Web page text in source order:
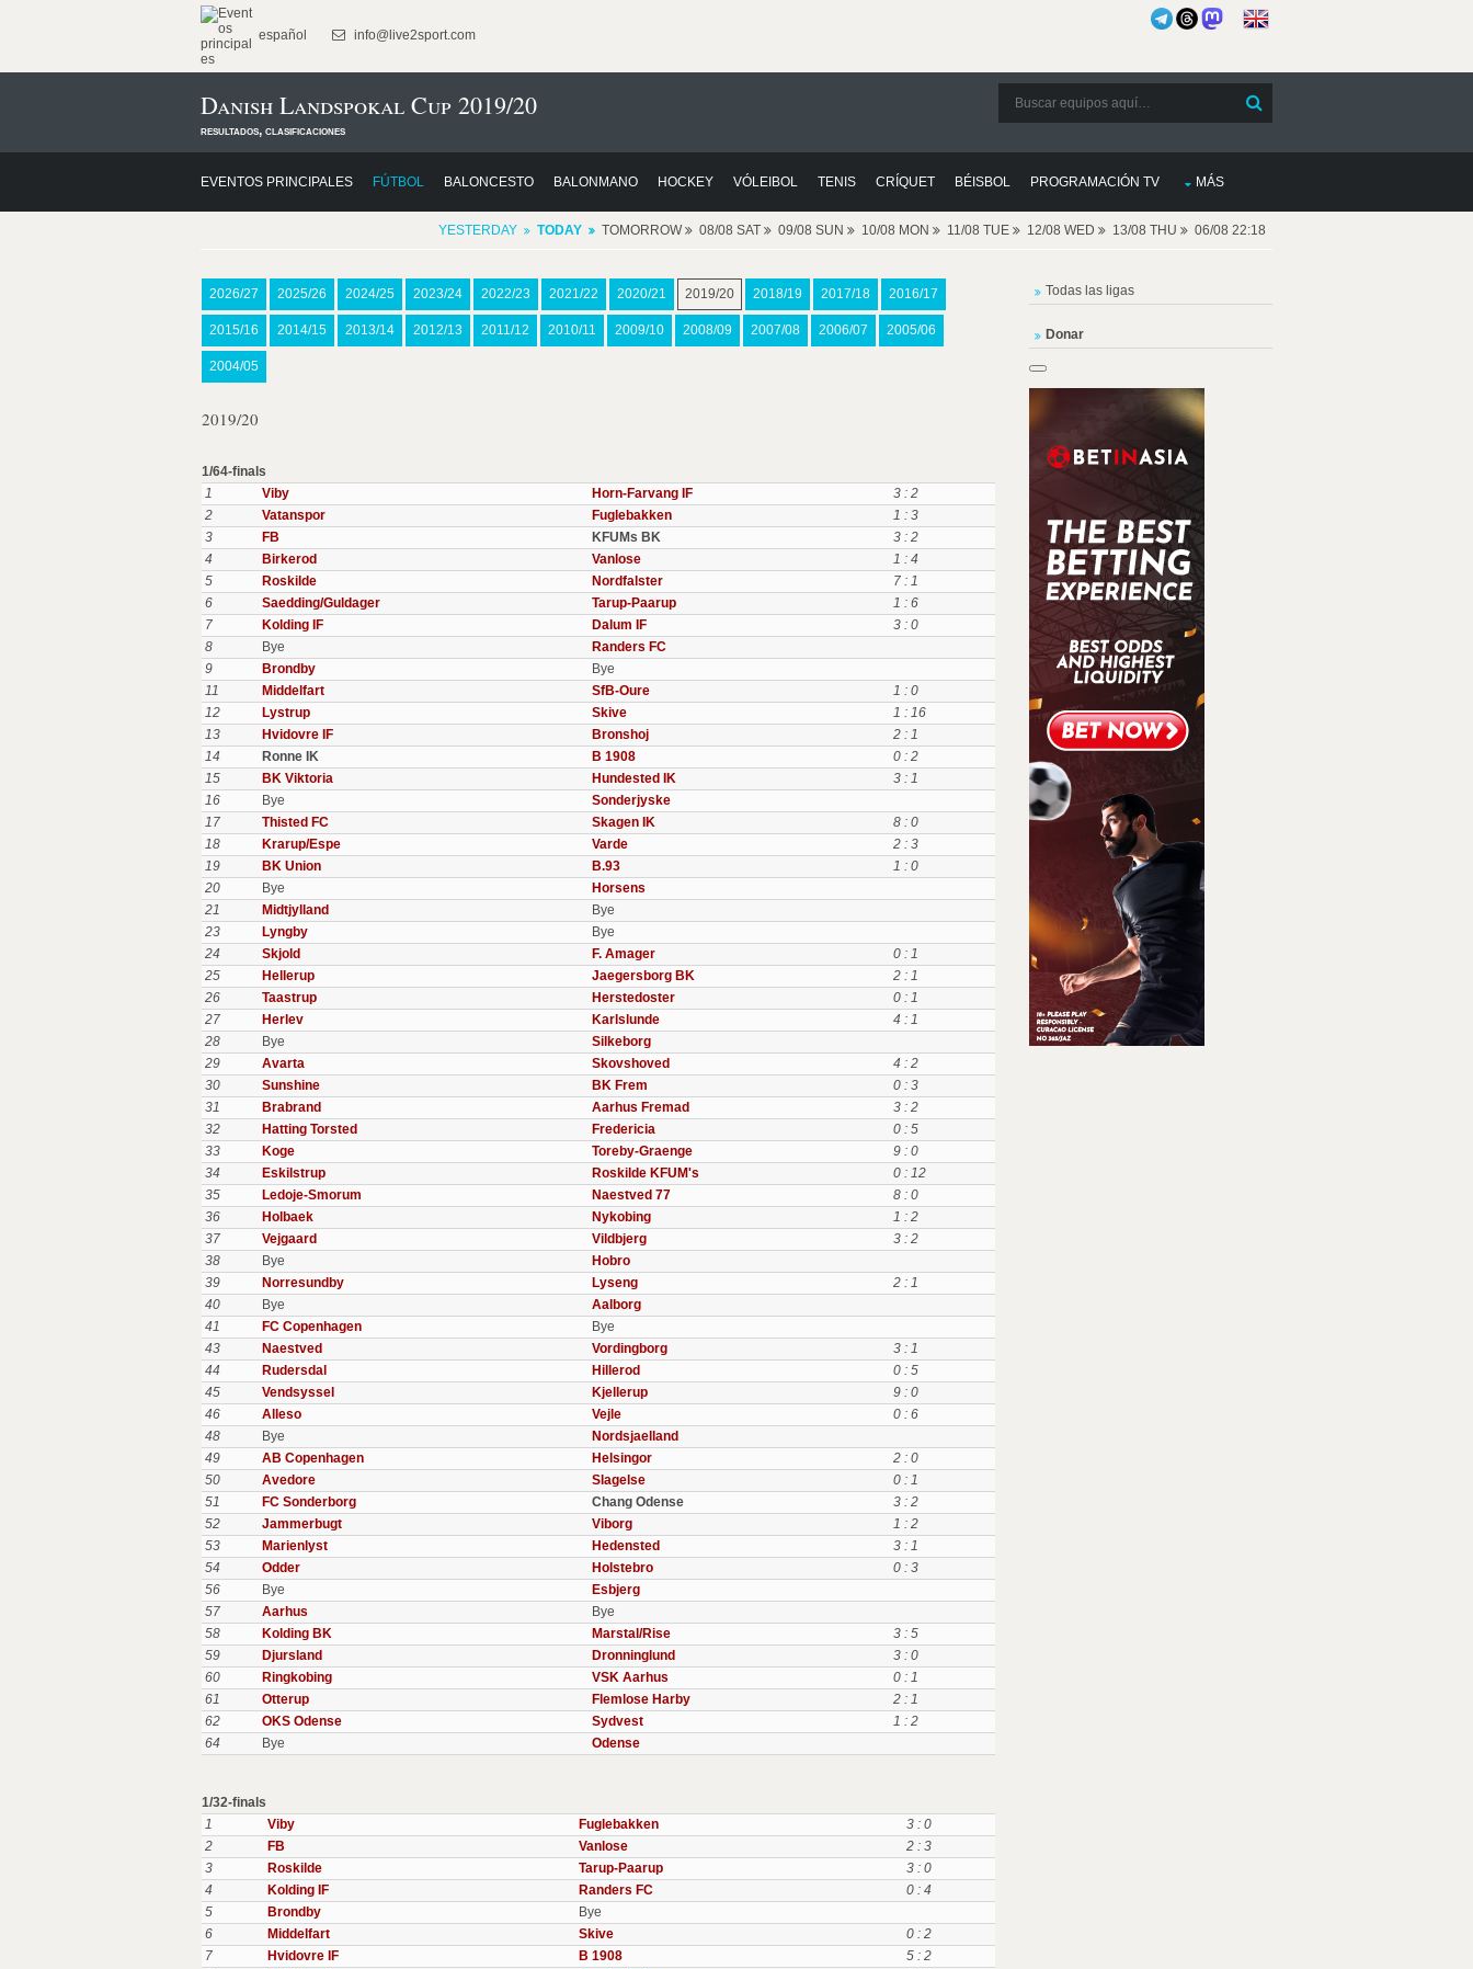
español info@live2sport.com
Danish Landspokal Cup 2019/20
resultados, clasificaciones
EVENTOS PRINCIPALES FÚTBOL BALONCESTO BALONMANO HOCKEY VÓLEIBOL TENIS CRÍQUET BÉISBOL PROGRAMACIÓN TV MÁS
YESTERDAY TODAY TOMORROW 08/08 SAT 09/08 SUN 10/08 MON 11/08 TUE 12/08 WED 13/08 THU 06/08 22:18
2026/27 2025/26 2024/25 2023/24 2022/23 2021/22 2020/21 2019/20 2018/19 2017/18 2016/17
2015/16 2014/15 2013/14 2012/13 2011/12 2010/11 2009/10 2008/09 2007/08 2006/07 2005/06
2004/05
2019/20
1/64-finals
1
Viby Horn-Farvang IF
3 : 2
2
Vatanspor Fuglebakken
1 : 3
3
FB KFUMs BK
3 : 2
4
Birkerod Vanlose
1 : 4
5
Roskilde Nordfalster
7 : 1
6
Saedding/Guldager Tarup-Paarup
1 : 6
7
Kolding IF Dalum IF
3 : 0
8
Bye
Randers FC
9
Brondby
Bye
11
Middelfart SfB-Oure
1 : 0
12
Lystrup Skive
1 : 16
13
Hvidovre IF Bronshoj
2 : 1
14
Ronne IK B 1908
0 : 2
15
BK Viktoria Hundested IK
3 : 1
16
Bye
Sonderjyske
17
Thisted FC Skagen IK
8 : 0
18
Krarup/Espe Varde
2 : 3
19
BK Union B.93
1 : 0
20
Bye
Horsens
21
Midtjylland
Bye
23
Lyngby
Bye
24
Skjold F. Amager
0 : 1
25
Hellerup Jaegersborg BK
2 : 1
26
Taastrup Herstedoster
0 : 1
27
Herlev Karlslunde
4 : 1
28
Bye
Silkeborg
29
Avarta Skovshoved
4 : 2
30
Sunshine BK Frem
0 : 3
31
Brabrand Aarhus Fremad
3 : 2
32
Hatting Torsted Fredericia
0 : 5
33
Koge Toreby-Graenge
9 : 0
34
Eskilstrup Roskilde KFUM's
0 : 12
35
Ledoje-Smorum Naestved 77
8 : 0
36
Holbaek Nykobing
1 : 2
37
Vejgaard Vildbjerg
3 : 2
38
Bye
Hobro
39
Norresundby Lyseng
2 : 1
40
Bye
Aalborg
41
FC Copenhagen
Bye
43
Naestved Vordingborg
3 : 1
44
Rudersdal Hillerod
0 : 5
45
Vendsyssel Kjellerup
9 : 0
46
Alleso Vejle
0 : 6
48
Bye
Nordsjaelland
49
AB Copenhagen Helsingor
2 : 0
50
Avedore Slagelse
0 : 1
51
FC Sonderborg Chang Odense
3 : 2
52
Jammerbugt Viborg
1 : 2
53
Marienlyst Hedensted
3 : 1
54
Odder Holstebro
0 : 3
56
Bye
Esbjerg
57
Aarhus
Bye
58
Kolding BK Marstal/Rise
3 : 5
59
Djursland Dronninglund
3 : 0
60
Ringkobing VSK Aarhus
0 : 1
61
Otterup Flemlose Harby
2 : 1
62
OKS Odense Sydvest
1 : 2
64
Bye Odense
1/32-finals
1
Viby Fuglebakken
3 : 0
2
FB Vanlose
2 : 3
3
Roskilde Tarup-Paarup
3 : 0
4
Kolding IF Randers FC
0 : 4
5
Brondby
Bye
6
Middelfart Skive
0 : 2
7
Hvidovre IF B 1908
5 : 2
Todas las ligas
Donar